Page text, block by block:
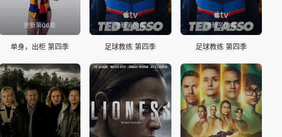
更新第06集
单身，出柜 第四季
更新第01集
足球教练 第四季
更新至01集
足球教练 第四季